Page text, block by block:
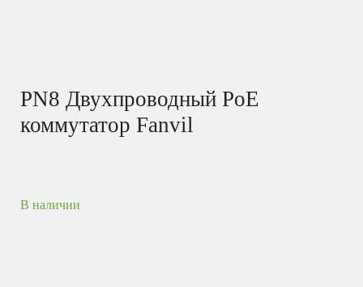
PN8 Двухпроводный PoE
коммутатор Fanvil
В наличии